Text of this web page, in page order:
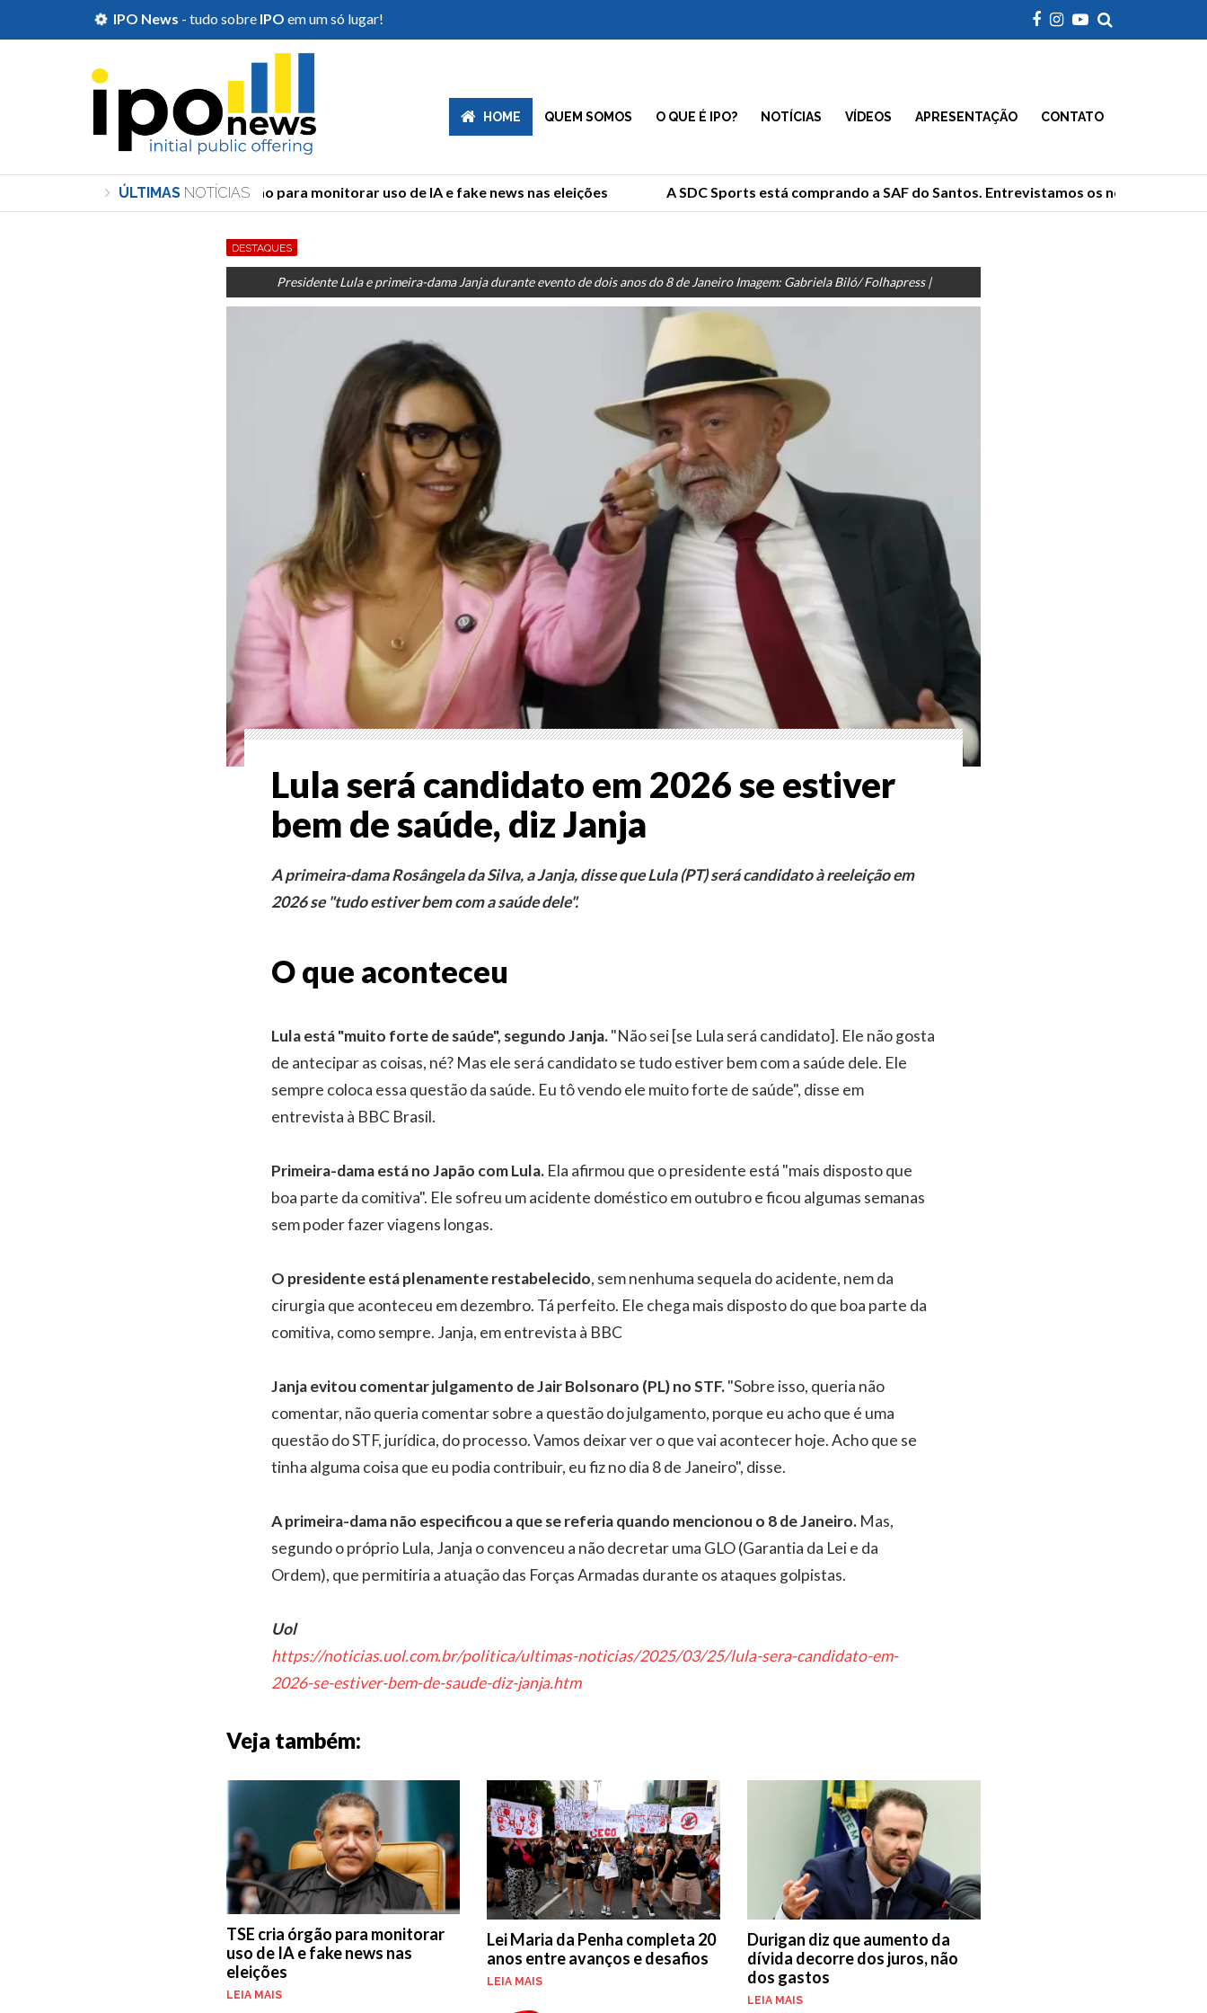
IPO News - tudo sobre IPO em um só lugar!
HOME QUEM SOMOS O QUE É IPO? NOTÍCIAS VÍDEOS APRESENTAÇÃO CONTATO
ÚLTIMAS NOTÍCIAS
TSE cria órgão para monitorar uso de IA e fake news nas eleições A SDC Sports está comprando a SAF do Santos. Entrevistamos os novos donos
DESTAQUES
Presidente Lula e primeira-dama Janja durante evento de dois anos do 8 de Janeiro Imagem: Gabriela Biló/ Folhapress |
Lula será candidato em 2026 se estiver
bem de saúde, diz Janja
A primeira-dama Rosângela da Silva, a Janja, disse que Lula (PT) será candidato à reeleição em
2026 se "tudo estiver bem com a saúde dele".
O que aconteceu
Lula está "muito forte de saúde", segundo Janja."Não sei [se Lula será candidato]. Ele não gosta
de antecipar as coisas, né? Mas ele será candidato se tudo estiver bem com a saúde dele. Ele
sempre coloca essa questão da saúde. Eu tô vendo ele muito forte de saúde", disse em
entrevista à BBC Brasil.
Primeira-dama está no Japão com Lula. Ela afirmou que o presidente está "mais disposto que
boa parte da comitiva". Ele sofreu um acidente doméstico em outubro e ficou algumas semanas
sem poder fazer viagens longas.
O presidente está plenamente restabelecido, sem nenhuma sequela do acidente, nem da
cirurgia que aconteceu em dezembro. Tá perfeito. Ele chega mais disposto do que boa parte da
comitiva, como sempre. Janja, em entrevista à BBC
Janja evitou comentar julgamento de Jair Bolsonaro (PL) no STF."Sobre isso, queria não
comentar, não queria comentar sobre a questão do julgamento, porque eu acho que é uma
questão do STF, jurídica, do processo. Vamos deixar ver o que vai acontecer hoje. Acho que se
tinha alguma coisa que eu podia contribuir, eu fiz no dia 8 de Janeiro", disse.
A primeira-dama não especificou a que se referia quando mencionou o 8 de Janeiro. Mas,
segundo o próprio Lula, Janja o convenceu a não decretar uma GLO (Garantia da Lei e da
Ordem), que permitiria a atuação das Forças Armadas durante os ataques golpistas.
Uol
https://noticias.uol.com.br/politica/ultimas-noticias/2025/03/25/lula-sera-candidato-em-
2026-se-estiver-bem-de-saude-diz-janja.htm
Veja também:
TSE cria órgão para monitorar
uso de IA e fake news nas
eleições
LEIA MAIS
Lei Maria da Penha completa 20
anos entre avanços e desafios
LEIA MAIS
Durigan diz que aumento da
dívida decorre dos juros, não
dos gastos
LEIA MAIS